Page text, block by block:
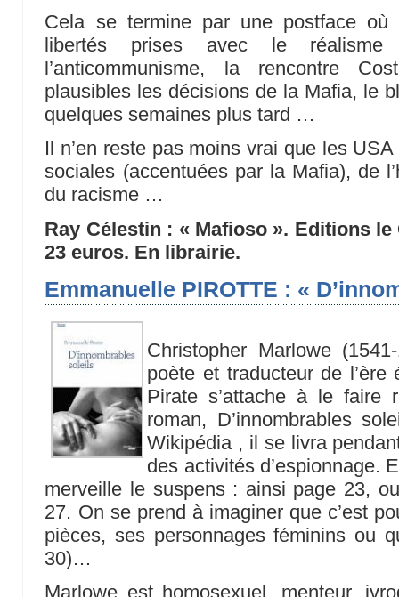
Cela se termine par une postface où
libertés prises avec le
l’anticommunisme, la rencontre
plausibles les décisions de la Mafia, le
quelques semaines plus tard …
Il n’en reste pas moins vrai que les
sociales (accentuées par la Mafia), de
du racisme …
Ray Célestin : « Mafioso ». Editions le
23 euros. En librairie.
Emmanuelle PIROTTE : «
Christopher Marlowe
poète et traducteur de l’ère
Pirate s’attache à le faire
roman, D’innombrables
Wikipédia , il se livra
des activités d’espionnage.
merveille le suspens : ainsi page 23,
27. On se prend à imaginer que c’est
pièces, ses personnages féminins ou
30)…
Marlowe est homosexuel, menteur,